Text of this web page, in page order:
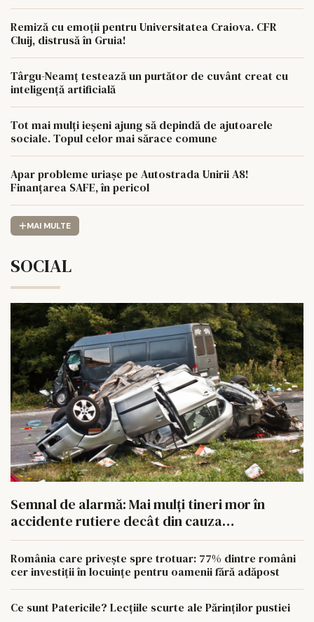
Remiză cu emoții pentru Universitatea Craiova. CFR
Cluij, distrusă în Gruia!
Târgu-Neamț testează un purtător de cuvânt creat cu
inteligență artificială
Tot mai mulți ieșeni ajung să depindă de ajutoarele
sociale. Topul celor mai sărace comune
Apar probleme uriașe pe Autostrada Unirii A8!
Finanțarea SAFE, în pericol
MAI MULTE
SOCIAL
Semnal de alarmă: Mai mulți tineri mor în
accidente rutiere decât din cauza
tuberculozei și a drogurilor
România care privește spre trotuar: 77% dintre români
cer investiții în locuințe pentru oamenii fără adăpost
Ce sunt Patericile? Lecțiile scurte ale Părinților pustiei